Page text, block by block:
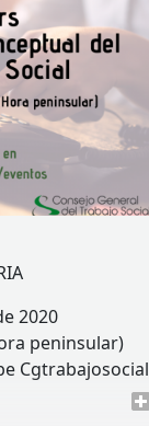
2020
peninsular)
Cgtrabajosocial